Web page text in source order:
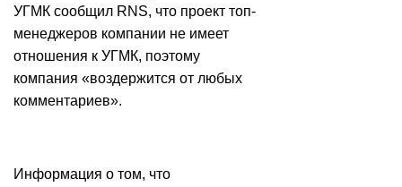
УГМК сообщил RNS, что проект топ-
менеджеров компании не имеет
отношения к УГМК, поэтому
компания «воздержится от любых
комментариев».
Информация о том, что